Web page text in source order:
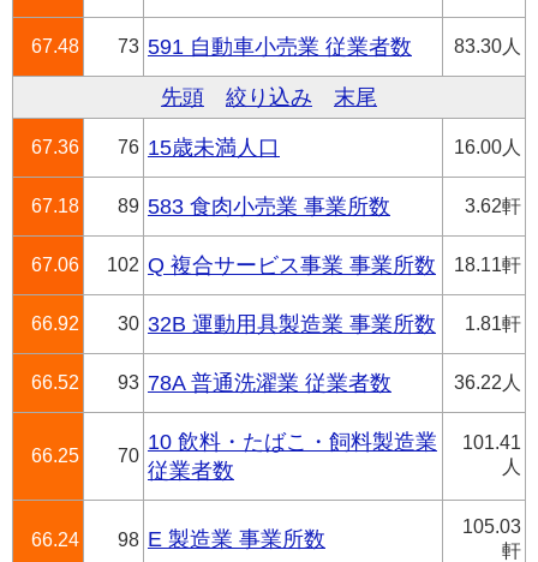
67.48 73 591 自動車小売業 従業者数 83.30人
先頭 絞り込み 末尾
67.36 76 15歳未満人口 16.00人
67.18 89 583 食肉小売業 事業所数 3.62軒
67.06 102 Q 複合サービス事業 事業所数 18.11軒
66.92 30 32B 運動用具製造業 事業所数 1.81軒
66.52 93 78A 普通洗濯業 従業者数 36.22人
66.25 70
10 飲料・たばこ・飼料製造業
従業者数
101.41
人
66.24 98 E 製造業 事業所数
105.03
軒